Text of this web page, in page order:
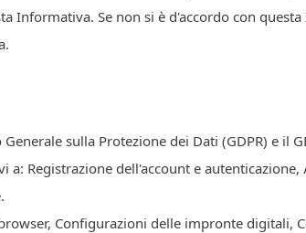
Informativa. Se non si è d'accordo con
sulla Protezione dei Dati (GDPR) e il
Registrazione dell'account e
Configurazioni delle impronte digitali,